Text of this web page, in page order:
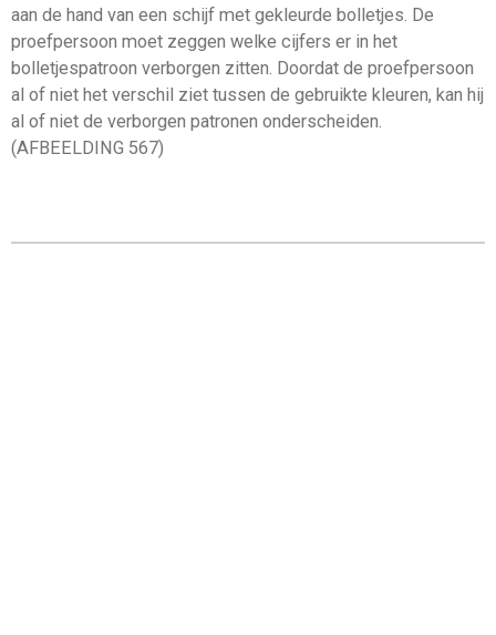
aan de hand van een schijf met gekleurde bolletjes. De
proefpersoon moet zeggen welke cijfers er in het
bolletjespatroon verborgen zitten. Doordat de proefpersoon
al of niet het verschil ziet tussen de gebruikte kleuren, kan hij
al of niet de verborgen patronen onderscheiden.
(AFBEELDING 567)